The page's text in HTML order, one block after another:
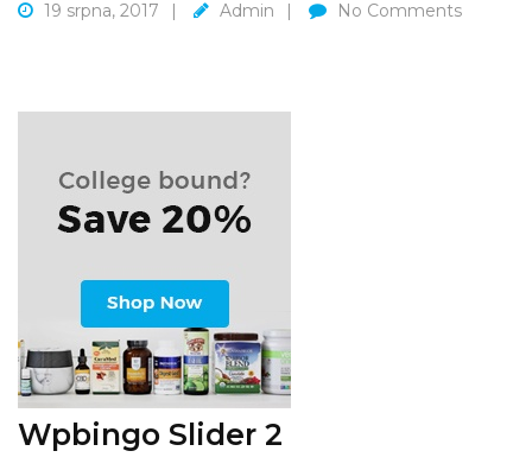
19 srpna, 2017 Admin No Comments
Wpbingo Slider 2